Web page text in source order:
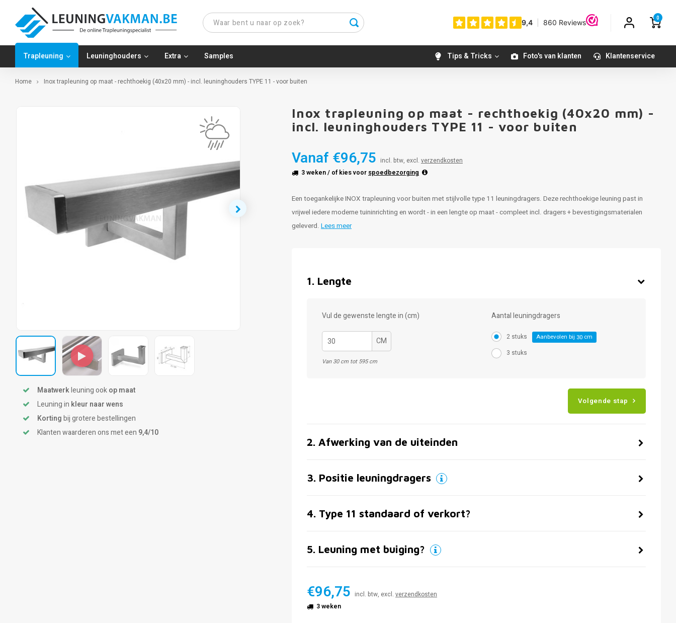
0
Trapleuning Leuninghouders Extra Samples Tips & Tricks Foto's van klanten Klantenservice
Home Inox trapleuning op maat - rechthoekig (40x20 mm) - incl. leuninghouders TYPE 11 - voor buiten
Maatwerkleuning ookop maat
Leuning in kleur naar wens
Kortingbij grotere bestellingen
Klanten waarderen ons met een 9,4/10
Inox trapleuning op maat - rechthoekig (40x20 mm) -
incl. leuninghouders TYPE 11 - voor buiten
Vanaf €96,75 incl. btw, excl. verzendkosten
3 weken/ of kies voor spoedbezorging
Een toegankelijke INOX trapleuning voor buiten met stijlvolle type 11 leuningdragers. Deze rechthoekige leuning past in
vrijwel iedere moderne tuininrichting en wordt - in een lengte op maat - compleet incl. dragers + bevestigingsmaterialen
geleverd. Lees meer
1. Lengte
Vul de gewenste lengte in (cm)
CM
Van 30 cm tot 595 cm
Aantal leuningdragers
2 stuks Aanbevolen bij 30 cm
3 stuks
Volgende stap
2. Afwerking van de uiteinden
3. Positie leuningdragers
4. Type 11 standaard of verkort?
5. Leuning met buiging?
€96,75 incl. btw, excl. verzendkosten
3 weken